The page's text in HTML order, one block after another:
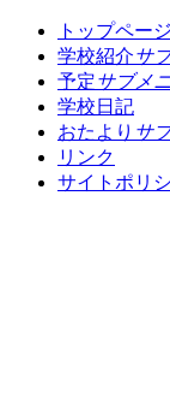
トップページ
学校紹介サ
予定サブメ
学校日記
おたより サ
リンク
サイトポリ